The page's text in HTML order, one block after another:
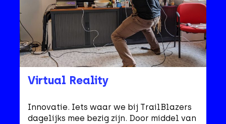
Virtual Reality
Innovatie. Iets waar we bij TrailBlazers
dagelijks mee bezig zijn. Door middel van